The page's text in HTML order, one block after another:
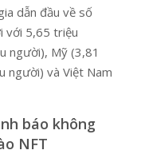
dẫn đầu về số
với 5,65 triệu
người), Mỹ (3,81
người) và Việt Nam
báo không
NFT